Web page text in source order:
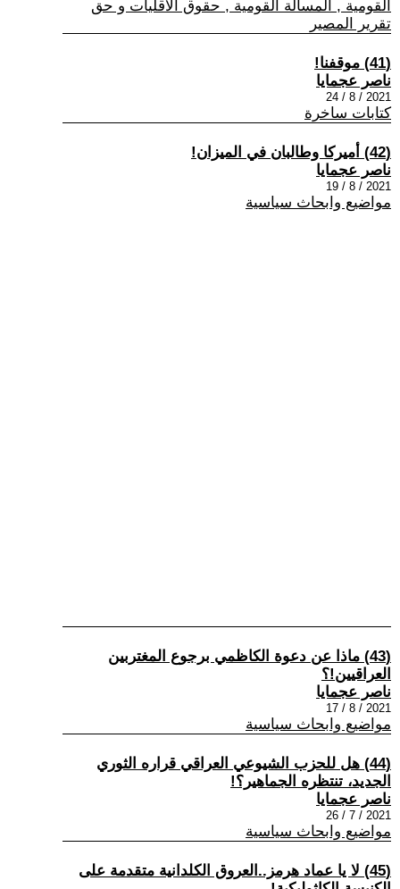
القومية , المسالة القومية , حقوق الاقليات و حق
تقرير المصير
(41) موقفنا!
ناصر عجمايا
2021 / 8 / 24
كتابات ساخرة
(42) أميركا وطالبان في الميزان!
ناصر عجمايا
2021 / 8 / 19
مواضيع وابحاث سياسية
(43) ماذا عن دعوة الكاظمي برجوع المغتربين
العراقيين!؟
ناصر عجمايا
2021 / 8 / 17
مواضيع وابحاث سياسية
(44) هل للحزب الشيوعي العراقي قراره الثوري
الجديد، تنتظره الجماهير؟!
ناصر عجمايا
2021 / 7 / 26
مواضيع وابحاث سياسية
(45) لا يا عماد هرمز..العروق الكلدانية متقدمة على